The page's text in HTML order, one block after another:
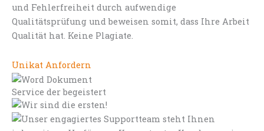
und Fehlerfreiheit durch aufwendige
Qualitätsprüfung und beweisen somit, dass Ihre Arbeit
Qualität hat. Keine Plagiate.
Unikat Anfordern
Service der begeistert